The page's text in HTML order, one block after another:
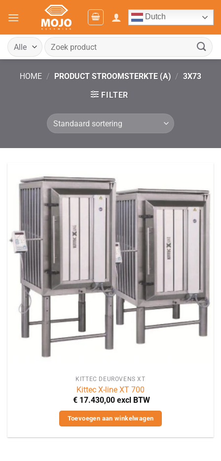
naar
Dutch
Zoeken
naar:
HOME / PRODUCT STROOMSTERKTE (A) / 3X73
FILTER
KITTEC DEUROVENS XT
Kittec X-line XT 700
€ 17.430,00 excl BTW
Toevoegen aan winkelwagen